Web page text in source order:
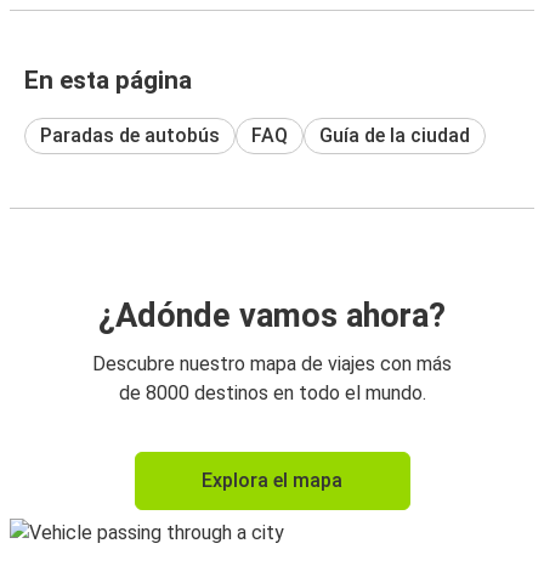
En esta página
Paradas de autobús FAQ Guía de la ciudad
¿Adónde vamos ahora?
Descubre nuestro mapa de viajes con más
de 8000 destinos en todo el mundo.
Explora el mapa